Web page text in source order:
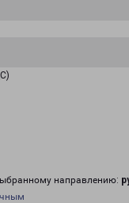
направлению: